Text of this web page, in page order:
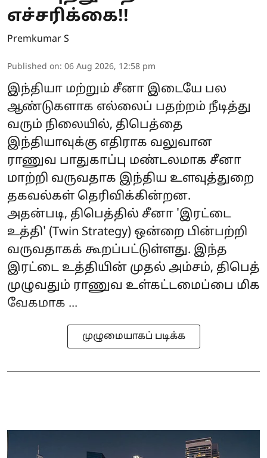
எச்சரிக்கை!!
Premkumar S
Published on: 06 Aug 2026, 12:58 pm
இந்தியா மற்றும் சீனா இடையே பல
ஆண்டுகளாக எல்லைப் பதற்றம் நீடித்து
வரும் நிலையில், திபெத்தை
இந்தியாவுக்கு எதிராக வலுவான
ராணுவ பாதுகாப்பு மண்டலமாக சீனா
மாற்றி வருவதாக இந்திய உளவுத்துறை
தகவல்கள் தெரிவிக்கின்றன.
அதன்படி, திபெத்தில் சீனா 'இரட்டை
உத்தி' (Twin Strategy) ஒன்றை பின்பற்றி
வருவதாகக் கூறப்பட்டுள்ளது. இந்த
இரட்டை உத்தியின் முதல் அம்சம், திபெத்
முழுவதும் ராணுவ உள்கட்டமைப்பை மிக
வேகமாக ...
முழுமையாகப் படிக்க